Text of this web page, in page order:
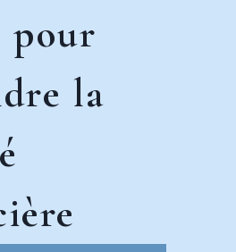
pour
la